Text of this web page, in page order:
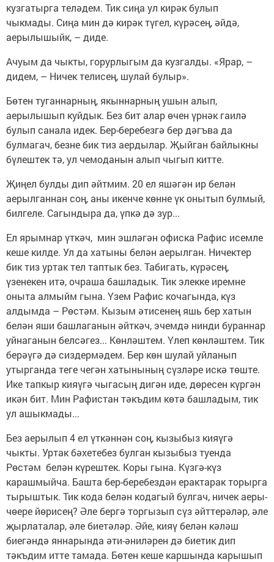
кузгатырга теләдем. Тик сиңа ул кирәк булып
чыкмады. Сиңа мин дә кирәк түгел, күрәсең, әйдә,
аерылышыйк, – диде.
Ачуым да чыкты, горурлыгым да кузгалды. «Ярар, –
дидем, – Ничек телисең, шулай булыр».
Бөтен туганнарның, якыннарның ушын алып,
аерылышып куйдык. Без бит алар өчен үрнәк гаилә
булып санала идек. Бер-беребезгә бер дәгъва да
булмагач, безне бик тиз аердылар. Җыйган байлыкны
бүлештек тә, ул чемоданын алып чыгып китте.
Җиңел булды дип әйтмим. 20 ел яшәгән ир белән
аерылганнан соң, аны икенче көнне үк онытып булмый,
билгеле. Сагындыра да, үпкә дә зур...
Ел ярымнар үткәч, мин эшләгән офиска Рафис исемле
кеше килде. Ул да хатыны белән аерылган. Ничектер
бик тиз уртак тел таптык без. Табигать, күрәсең,
үзенекен итә, очраша башладык. Тик элекке иремне
оныта алмыйм гына. Үзем Рафис кочагында, күз
алдымда – Рөстәм. Кызым әтисенең яшь бер хатын
белән яши башлаганын әйткәч, эчемдә нинди бураннар
уйнаганын белсәгез... Көнләштем. Үлеп көнләштем. Тик
берәүгә дә сиздермәдем. Бер көн шулай уйланып
утырганда теге чегән хатынының сүзләре искә төште.
Ике тапкыр кияүгә чыгасың дигән иде, дөресен күргән
икән бит. Мин Рафистан тәкъдим көтә башладым, тик
ул ашыкмады...
Без аерылып 4 ел үткәннән соң, кызыбыз кияүгә
чыкты. Уртак бәхетебез булган кызыбыз туенда
Рөстәм белән күрештек. Коры гына. Күзгә-күз
карашмыйча. Башта бер-беребездән ерактарак торырга
тырыштык. Тик кода белән кодагый булгач, ничек аеры-
чөере йөрисең? Әле бергә торгызып сүз әйттерәләр, әле
җырлаталар, әле биетәләр. Әйе, кияү белән кәләш
биегәндә яннарында әти-әниләрен дә биетик дип
тәкъдим итте тамада. Бөтен кеше каршында карышып